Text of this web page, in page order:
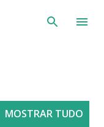
MOSTRAR TUDO